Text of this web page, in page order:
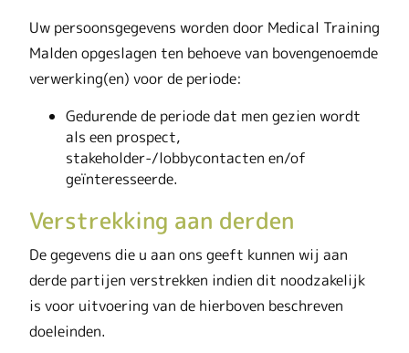
Uw persoonsgegevens worden door Medical Training
Malden opgeslagen ten behoeve van bovengenoemde
verwerking(en) voor de periode:
Gedurende de periode dat men gezien wordt
als een prospect,
stakeholder-/lobbycontacten en/of
geïnteresseerde.
Verstrekking aan derden
De gegevens die u aan ons geeft kunnen wij aan
derde partijen verstrekken indien dit noodzakelijk
is voor uitvoering van de hierboven beschreven
doeleinden.